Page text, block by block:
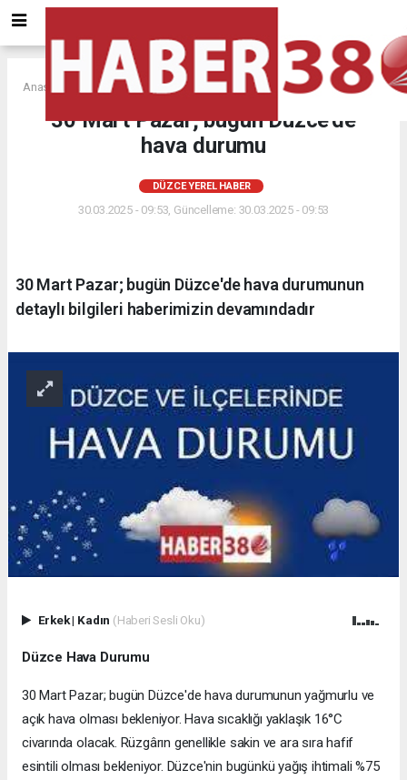
Anasayfa DÜZCE YEREL HABER
30 Mart Pazar; bugün Düzce'de
hava durumu
DÜZCE YEREL HABER
30.03.2025 - 09:53, Güncelleme: 30.03.2025 - 09:53
30 Mart Pazar; bugün Düzce'de hava durumunun
detaylı bilgileri haberimizin devamındadır
Erkek| Kadın (Haberi Sesli Oku)
Düzce Hava Durumu
30 Mart Pazar; bugün Düzce'de hava durumunun yağmurlu ve
açık hava olması bekleniyor. Hava sıcaklığı yaklaşık 16°C
civarında olacak. Rüzgârın genellikle sakin ve ara sıra hafif
esintili olması bekleniyor. Düzce'nin bugünkü yağış ihtimali %75